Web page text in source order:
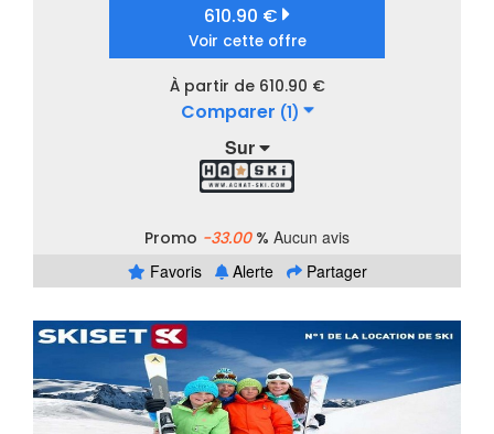
610.90 €
Voir cette offre
À partir de 610.90 €
Comparer (1)
Sur
Promo -33.00% Aucun avis
Favoris
Alerte Partager